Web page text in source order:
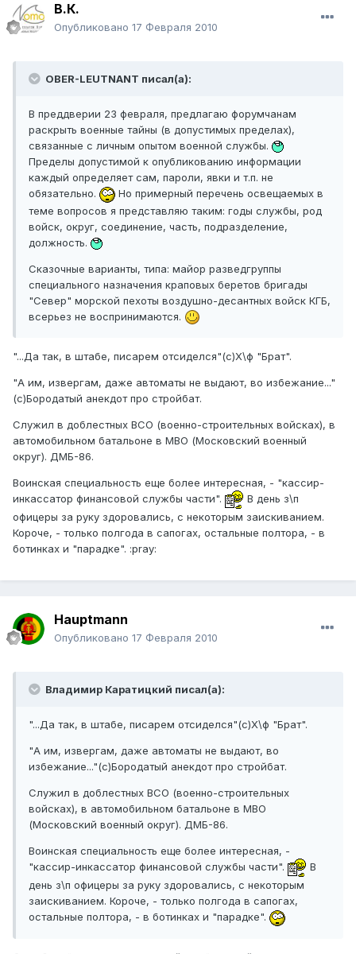
В.К.
Опубликовано 17 Февраля 2010
OBER-LEUTNANT писал(а):
В преддверии 23 февраля, предлагаю форумчанам
раскрыть военные тайны (в допустимых пределах),
связанные с личным опытом военной службы.
Пределы допустимой к опубликованию информации
каждый определяет сам, пароли, явки и т.п. не
обязательно.
Но примерный перечень освещаемых в
теме вопросов я представляю таким: годы службы, род
войск, округ, соединение, часть, подразделение,
должность.
Сказочные варианты, типа: майор разведгруппы
специального назначения краповых беретов бригады
"Север" морской пехоты воздушно-десантных войск КГБ,
всерьез не воспринимаются.
"...Да так, в штабе, писарем отсиделся"(с)Х\ф "Брат".
"А им, извергам, даже автоматы не выдают, во избежание..."
(с)Бородатый анекдот про стройбат.
Служил в доблестных ВСО (военно-строительных войсках), в
автомобильном батальоне в МВО (Московский военный
округ). ДМБ-86.
Воинская специальность еще более интересная, - "кассир-
инкассатор финансовой службы части".
В день з\п
офицеры за руку здоровались, с некоторым заискиванием.
Короче, - только полгода в сапогах, остальные полтора, - в
ботинках и "парадке". :pray:
Hauptmann
Опубликовано 17 Февраля 2010
Владимир Каратицкий писал(а):
"...Да так, в штабе, писарем отсиделся"(с)Х\ф "Брат".
"А им, извергам, даже автоматы не выдают, во
избежание..."(с)Бородатый анекдот про стройбат.
Служил в доблестных ВСО (военно-строительных
войсках), в автомобильном батальоне в МВО
(Московский военный округ). ДМБ-86.
Воинская специальность еще более интересная, -
"кассир-инкассатор финансовой службы части".
В
день з\п офицеры за руку здоровались, с некоторым
заискиванием. Короче, - только полгода в сапогах,
остальные полтора, - в ботинках и "парадке".